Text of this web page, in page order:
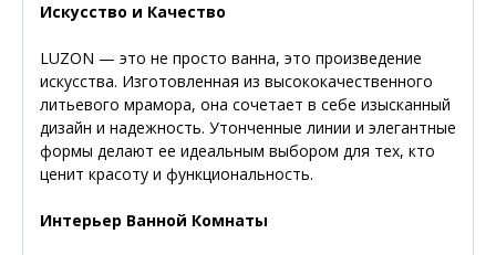
Искусство и Качество
LUZON — это не просто ванна, это произведение
искусства. Изготовленная из высококачественного
литьевого мрамора, она сочетает в себе изысканный
дизайн и надежность. Утонченные линии и элегантные
формы делают ее идеальным выбором для тех, кто
ценит красоту и функциональность.
Интерьер Ванной Комнаты